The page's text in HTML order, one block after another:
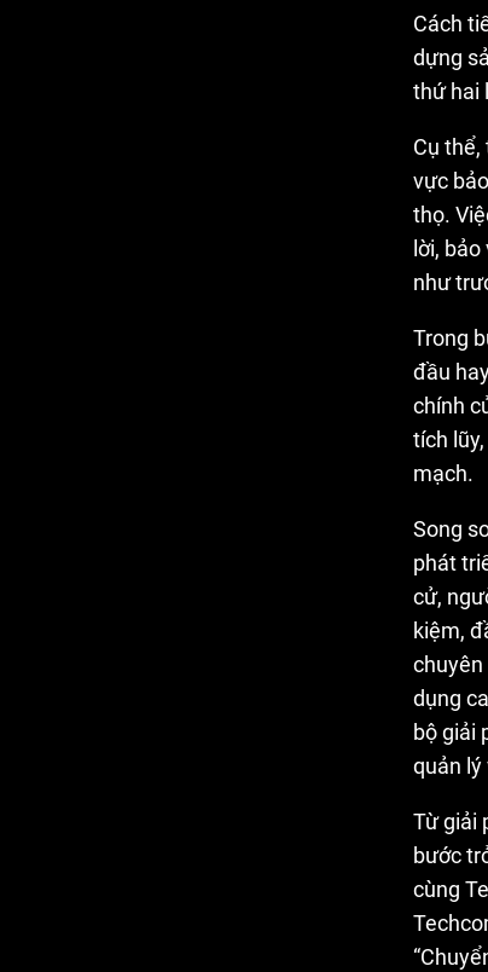
Cách
dựng
thứ hai
Cụ
vực
thọ.
lời,
như
Trong
đầu
chính
tích
mạch.
Song
phát
cử,
kiệm,
chuyên
dụng
bộ giải
quản lý
Từ giải
bước
cùng